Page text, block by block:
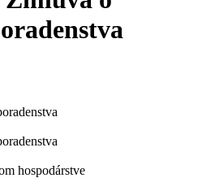
hospodárstve